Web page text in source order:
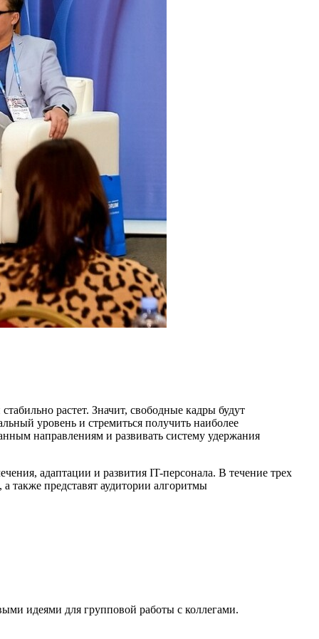
растет. Значит, свободные кадры будут
уровень и стремиться получить наиболее
направлениям и развивать систему удержания
адаптации и развития IT-персонала. В течение трех
также представят аудитории алгоритмы
идеями для групповой работы с коллегами.